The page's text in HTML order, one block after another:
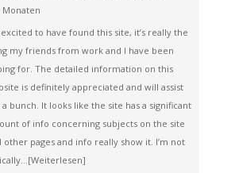
Monaten
excited to have found this site, it’s really the
my friends from work and I have been
for. The detailed information on this
is definitely appreciated and will assist
a bunch. It looks like the site has a significant
of info concerning subjects on the site
other pages and info really show it. I’m not
[Weiterlesen]